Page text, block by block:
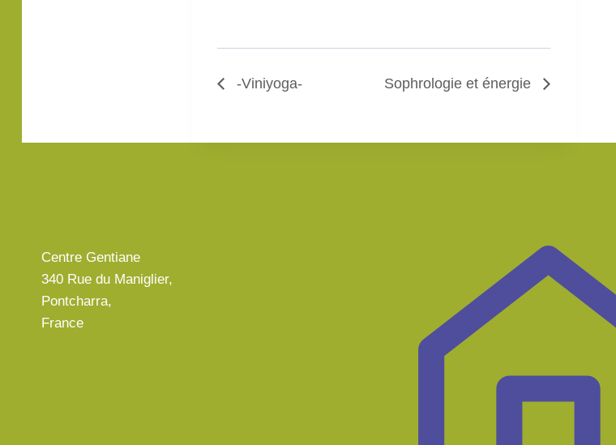
-Viniyoga- Sophrologie et énergie
Centre Gentiane
340 Rue du Maniglier,
Pontcharra,
France